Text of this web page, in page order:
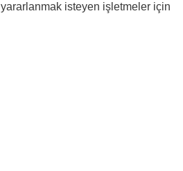
yararlanmak isteyen işletmeler için